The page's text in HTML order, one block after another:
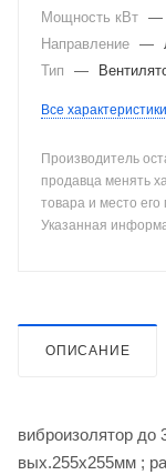
Мощность кВт —
Направление —
Тип
—
Все характеристики
Производитель
продавца менять
товара и место его
Указанная
ОПИСАНИЕ
виброизолятор
вых.255х255мм ;